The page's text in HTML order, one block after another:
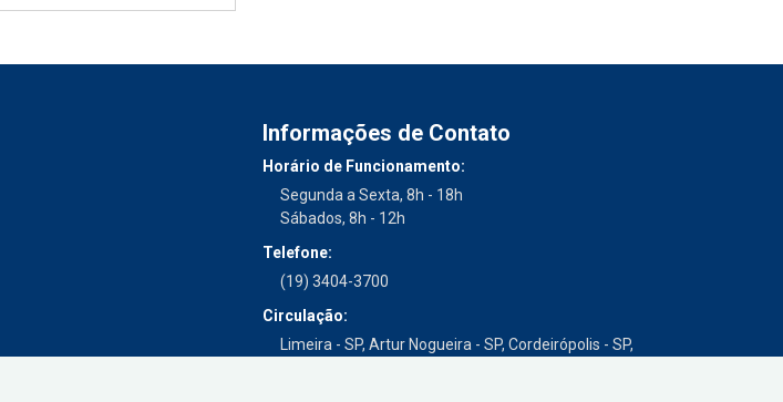
Informações de Contato
Horário de Funcionamento:
Segunda a Sexta, 8h - 18h
Sábados, 8h - 12h
Telefone:
(19) 3404-3700
Circulação:
Limeira - SP, Artur Nogueira - SP, Cordeirópolis - SP,